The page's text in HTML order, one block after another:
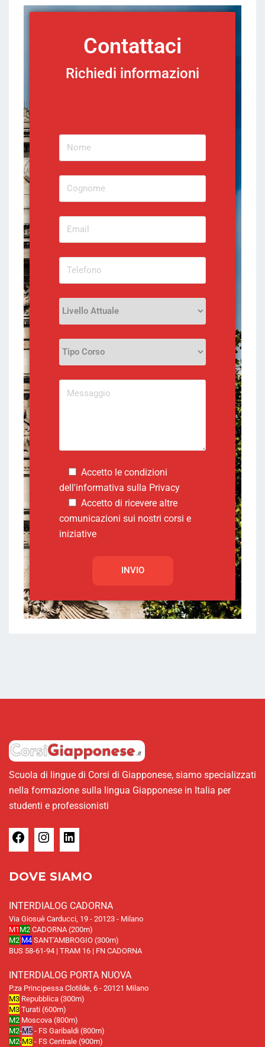
Contattaci
Richiedi informazioni
Accetto le condizioni
dell'informativa sulla Privacy
Accetto di ricevere altre
comunicazioni sui nostri corsi e
iniziative
Scuola di lingue di Corsi di Giapponese, siamo specializzati
nella formazione sulla lingua Giapponese in Italia per
studenti e professionisti
DOVE SIAMO
INTERDIALOG CADORNA
Via Giosuè Carducci, 19 - 20123 - Milano
M1 M2 CADORNA (200m)
M2 M4 SANT'AMBROGIO (300m)
BUS 58-61-94 | TRAM 16 | FN CADORNA
INTERDIALOG PORTA NUOVA
P.za Principessa Clotilde, 6 - 20121 Milano
M3 Repubblica (300m)
M3 Turati (600m)
M2 Moscova (800m)
M2-M5 - FS Garibaldi (800m)
M2-M3 - FS Centrale (900m)